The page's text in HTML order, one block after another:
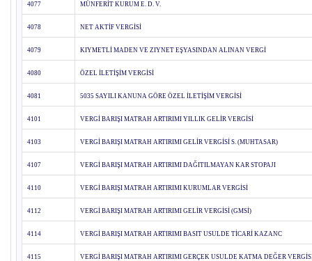
4077 MÜNFERİT KURUM E. D. V.
4078 NET AKTİF VERGİSİ
4079 KIYMETLİ MADEN VE ZIYNET EŞYASINDAN ALINAN VERGİ
4080 ÖZEL İLETİŞİM VERGİSİ
4081 5035 SAYILI KANUNA GÖRE ÖZEL İLETİŞİM VERGİSİ
4101 VERGİ BARIŞI MATRAH ARTIRIMI YILLIK GELİR VERGİSİ
4103 VERGİ BARIŞI MATRAH ARTIRIMI GELİR VERGİSİ S. (MUHTASAR)
4107 VERGİ BARIŞI MATRAH ARTIRIMI DAĞITILMAYAN KAR STOPAJI
4110 VERGİ BARIŞI MATRAH ARTIRIMI KURUMLAR VERGİSİ
4112 VERGİ BARIŞI MATRAH ARTIRIMI GELİR VERGİSİ (GMSİ)
4114 VERGİ BARIŞI MATRAH ARTIRIMI BASIT USULDE TİCARİ KAZANC
4115 VERGİ BARIŞI MATRAH ARTIRIMI GERÇEK USULDE KATMA DEĞER